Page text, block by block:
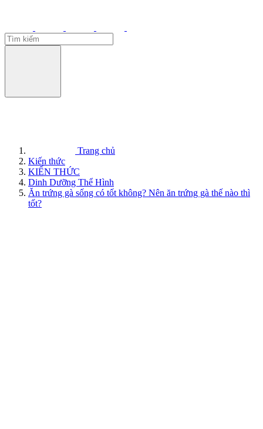
Trang chủ
Kiến thức
KIẾN THỨC
Dinh Dưỡng Thể Hình
Ăn trứng gà sống có tốt không? Nên ăn trứng gà thế nào thì
tốt?